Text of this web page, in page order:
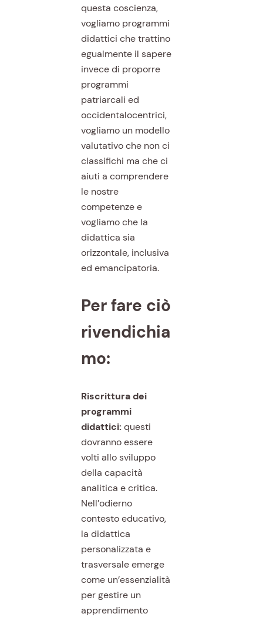
questa coscienza,
vogliamo programmi
didattici che trattino
egualmente il sapere
invece di proporre
programmi
patriarcali ed
occidentalocentrici,
vogliamo un modello
valutativo che non ci
classifichi ma che ci
aiuti a comprendere
le nostre
competenze e
vogliamo che la
didattica sia
orizzontale, inclusiva
ed emancipatoria.
Per fare ciò
rivendichia
mo:
Riscrittura dei
programmi
didattici:questi
dovranno essere
volti allo sviluppo
della capacità
analitica e critica.
Nell’odierno
contesto educativo,
la didattica
personalizzata e
trasversale emerge
come un’essenzialità
per gestire un
apprendimento